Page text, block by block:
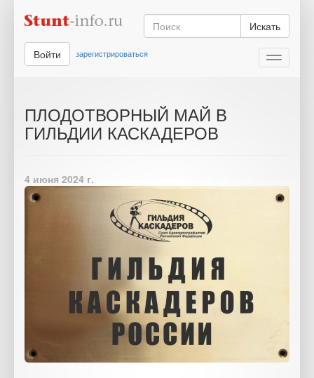
Искать
Toggle
Войти зарегистрироваться
ПЛОДОТВОРНЫЙ МАЙ В
ГИЛЬДИИ КАСКАДЕРОВ
4 июня 2024 г.